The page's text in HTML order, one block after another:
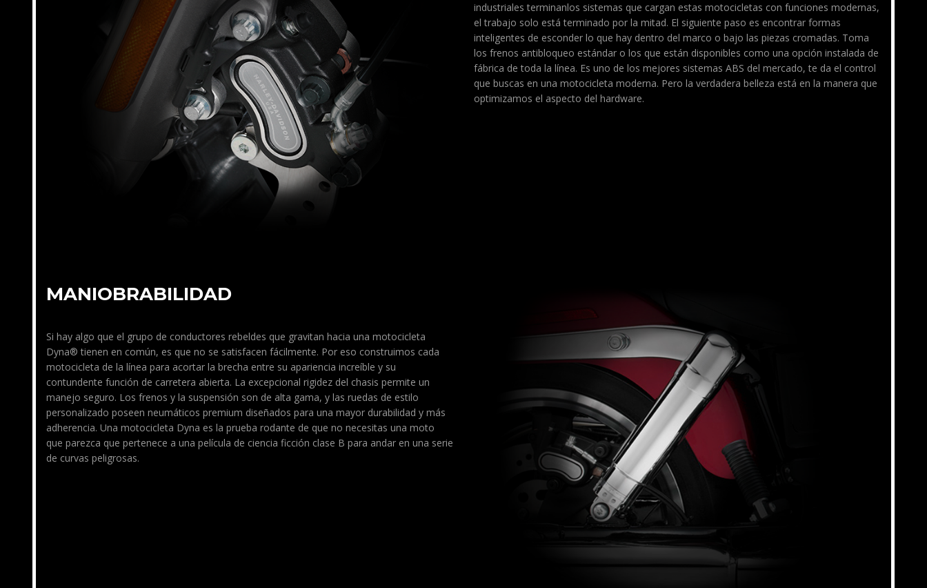
industriales terminanlos sistemas que cargan estas motocicletas con funciones modernas,
el trabajo solo está terminado por la mitad. El siguiente paso es encontrar formas
inteligentes de esconder lo que hay dentro del marco o bajo las piezas cromadas. Toma
los frenos antibloqueo estándar o los que están disponibles como una opción instalada de
fábrica de toda la línea. Es uno de los mejores sistemas ABS del mercado, te da el control
que buscas en una motocicleta moderna. Pero la verdadera belleza está en la manera que
optimizamos el aspecto del hardware.
MANIOBRABILIDAD
Si hay algo que el grupo de conductores rebeldes que gravitan hacia una motocicleta
Dyna® tienen en común, es que no se satisfacen fácilmente. Por eso construimos cada
motocicleta de la línea para acortar la brecha entre su apariencia increíble y su
contundente función de carretera abierta. La excepcional rigidez del chasis permite un
manejo seguro. Los frenos y la suspensión son de alta gama, y las ruedas de estilo
personalizado poseen neumáticos premium diseñados para una mayor durabilidad y más
adherencia. Una motocicleta Dyna es la prueba rodante de que no necesitas una moto
que parezca que pertenece a una película de ciencia ficción clase B para andar en una serie
de curvas peligrosas.